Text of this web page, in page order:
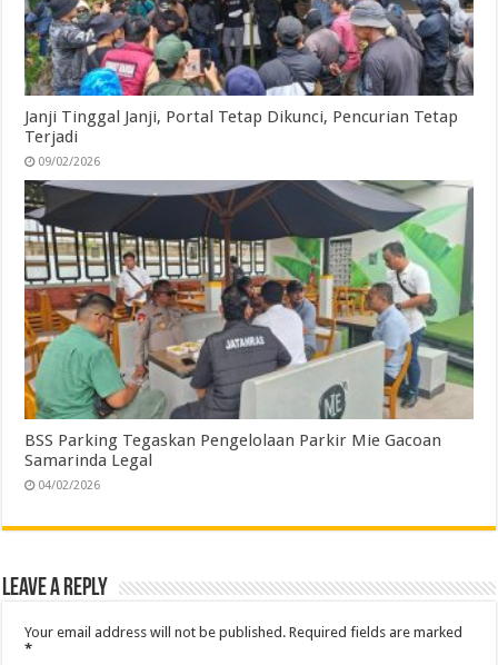
Janji Tinggal Janji, Portal Tetap Dikunci, Pencurian Tetap
Terjadi
09/02/2026
BSS Parking Tegaskan Pengelolaan Parkir Mie Gacoan
Samarinda Legal
04/02/2026
Leave a Reply
Your email address will not be published. Required fields are marked
*